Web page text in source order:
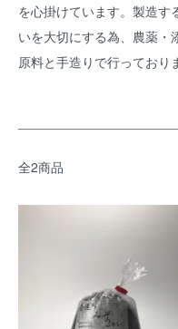
を心掛けています。製造す
いを大切にする為、農薬・
原料と手造りで行っており
全2商品